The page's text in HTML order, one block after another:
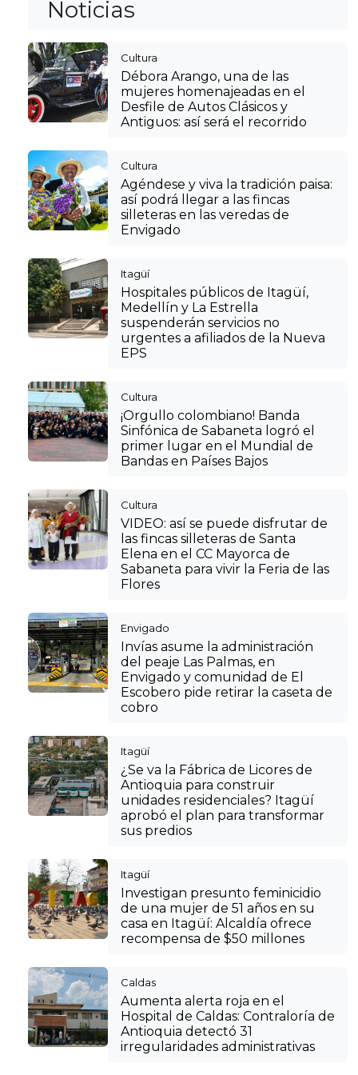
Noticias
Cultura
Débora Arango, una de las
mujeres homenajeadas en el
Desfile de Autos Clásicos y
Antiguos: así será el recorrido
Cultura
Agéndese y viva la tradición paisa:
así podrá llegar a las fincas
silleteras en las veredas de
Envigado
Itagüí
Hospitales públicos de Itagüí,
Medellín y La Estrella
suspenderán servicios no
urgentes a afiliados de la Nueva
EPS
Cultura
¡Orgullo colombiano! Banda
Sinfónica de Sabaneta logró el
primer lugar en el Mundial de
Bandas en Países Bajos
Cultura
VIDEO: así se puede disfrutar de
las fincas silleteras de Santa
Elena en el CC Mayorca de
Sabaneta para vivir la Feria de las
Flores
Envigado
Invías asume la administración
del peaje Las Palmas, en
Envigado y comunidad de El
Escobero pide retirar la caseta de
cobro
Itagüí
¿Se va la Fábrica de Licores de
Antioquia para construir
unidades residenciales? Itagüí
aprobó el plan para transformar
sus predios
Itagüí
Investigan presunto feminicidio
de una mujer de 51 años en su
casa en Itagüí: Alcaldía ofrece
recompensa de $50 millones
Caldas
Aumenta alerta roja en el
Hospital de Caldas: Contraloría de
Antioquia detectó 31
irregularidades administrativas